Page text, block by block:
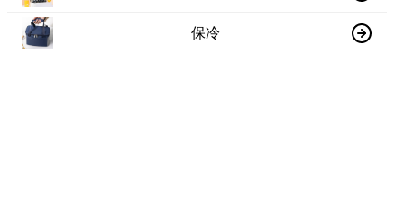
保冷